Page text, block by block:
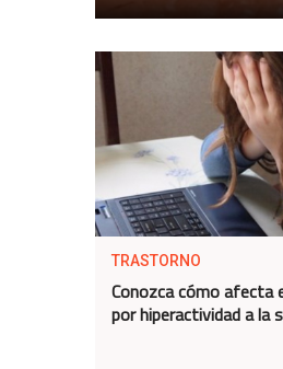
TRASTORNO
Conozca cómo afecta
por hiperactividad a la